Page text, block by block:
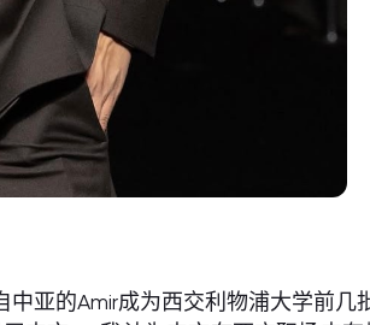
亚的Amir成为西交利物浦大学前几